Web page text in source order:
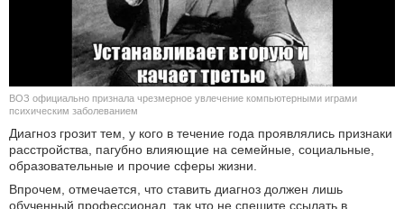
НАУКА
СПОРТ
ШОУ-БИЗНЕС
АВТО И МОТО
ЭГОИЗМ
ВОЗ официально признала чрезмерное увлечение компьютерными играми
психическим заболеванием
Диагноз грозит тем, у кого в течение года проявлялись признаки
расстройства, пагубно влияющие на семейные, социальные,
образовательные и прочие сферы жизни.
Впрочем, отмечается, что ставить диагноз должен лишь
обученный профессионал, так что не спешите ссылать в